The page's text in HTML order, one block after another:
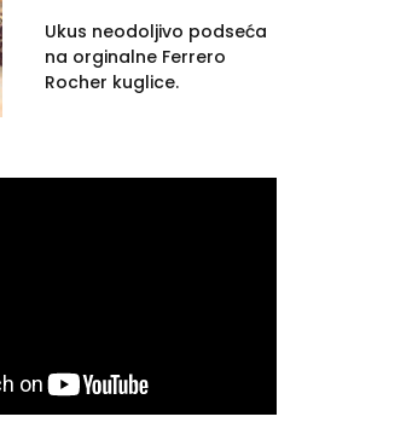
Ukus neodoljivo podseća
na orginalne Ferrero
Rocher kuglice.